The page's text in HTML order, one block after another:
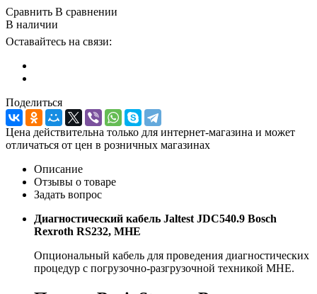
Сравнить В сравнении
В наличии
Оставайтесь на связи:
Поделиться
Цена действительна только для интернет-магазина и может
отличаться от цен в розничных магазинах
Описание
Отзывы о товаре
Задать вопрос
Диагностический кабель Jaltest JDC540.9 Bosch
Rexroth RS232, МНЕ
Опциональный кабель для проведения диагностических
процедур с погрузочно-разгрузочной техникой МНЕ.